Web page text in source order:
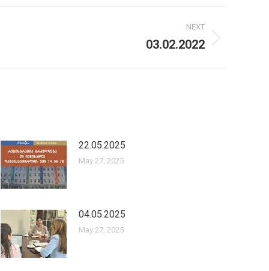
NEXT
03.02.2022
22.05.2025
May 27, 2025
04.05.2025
May 27, 2025